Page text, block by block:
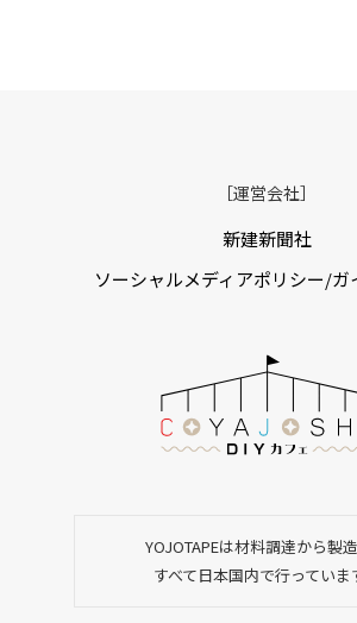
［運営会社］
新建新聞社
ソーシャルメディアポリシー/ガ
YOJOTAPEは材料調達から製
すべて日本国内で行っていま